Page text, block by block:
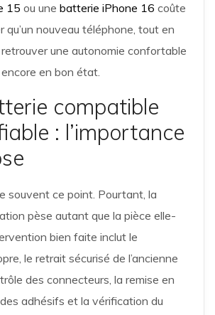
15 ou une batterie iPhone 16 coûte
qu’un nouveau téléphone, tout en
une autonomie confortable
encore en bon état.
compatible
: l’importance
souvent ce point. Pourtant, la
pèse autant que la pièce elle-
bien faite inclut le
le retrait sécurisé de l’ancienne
des connecteurs, la remise en
adhésifs et la vérification du